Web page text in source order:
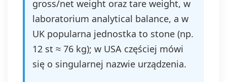
gross/net weight oraz tare weight, w
laboratorium analytical balance, a w
UK popularna jednostka to stone (np.
12 st ≈ 76 kg); w USA częściej mówi
się o singularnej nazwie urządzenia.